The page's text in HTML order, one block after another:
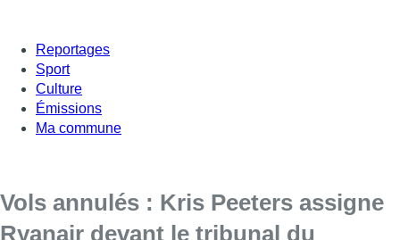
Reportages
Sport
Culture
Émissions
Ma commune
Vols annulés : Kris Peeters assigne
Ryanair devant le tribunal du